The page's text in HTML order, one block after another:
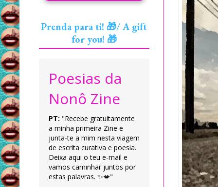
Prenda para ti! 🎁/ A gift
for you! 🎁
Poesias da
Nonô Zine
PT: "Recebe gratuitamente
a minha primeira Zine e
junta-te a mim nesta viagem
de escrita curativa e poesia.
Deixa aqui o teu e-mail e
vamos caminhar juntos por
estas palavras. ✨💋"